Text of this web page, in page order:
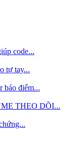
code...
tự tay...
báo điểm...
THEO DÕI...